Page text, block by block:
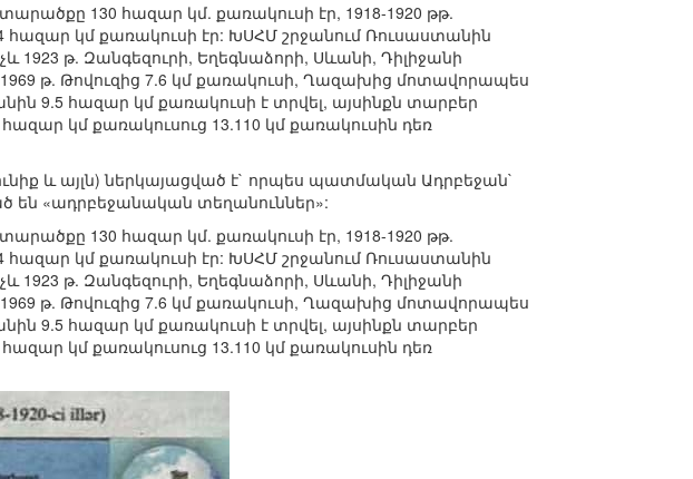
130 հազար կմ. քառակուսի էր, 1918-1920 թթ.
կմ քառակուսի էր: ԽՍՀՄ շրջանում Ռուսաստանին
1923 թ. Զանգեզուրի, Եղեգնաձորի, Սևանի, Դիլիջանի
1969 թ. Թովուզից 7.6 կմ քառակուսի, Ղազախից մոտավորապես
9.5 հազար կմ քառակուսի է տրվել, այսինքն տարբեր
կմ քառակուսուց 13.110 կմ քառակուսին դեռ
և այլն) ներկայացված է` որպես պատմական Ադրբեջան`
«ադրբեջանական տեղանուններ»:
130 հազար կմ. քառակուսի էր, 1918-1920 թթ.
կմ քառակուսի էր: ԽՍՀՄ շրջանում Ռուսաստանին
1923 թ. Զանգեզուրի, Եղեգնաձորի, Սևանի, Դիլիջանի
1969 թ. Թովուզից 7.6 կմ քառակուսի, Ղազախից մոտավորապես
9.5 հազար կմ քառակուսի է տրվել, այսինքն տարբեր
կմ քառակուսուց 13.110 կմ քառակուսին դեռ